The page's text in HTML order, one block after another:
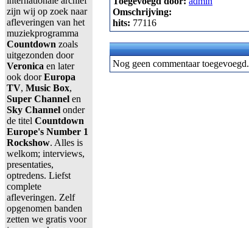
zijn wij op zoek naar
afleveringen van het
muziekprogramma
Countdown zoals
uitgezonden door
Veronica en later
ook doorEuropa
TV, Music Box,
Super Channel en
Sky Channel onder
de titel Countdown
Europe's Number 1
Rockshow. Alles is
welkom; interviews,
presentaties,
optredens. Liefst
complete
afleveringen. Zelf
opgenomen banden
zetten we gratis voor
Omschrijving:
hits: 77116
Nog geen commentaar toegevoegd.